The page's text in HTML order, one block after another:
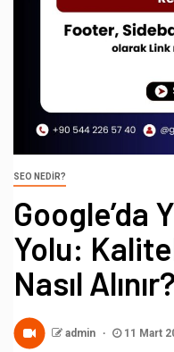
SEO NEDIR?
Google’da
Yolu:
Nasıl Alınır?
admin 11 Mart